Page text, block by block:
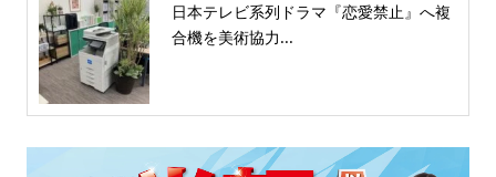
日本テレビ系列ドラマ『恋愛禁止』へ複
合機を美術協力...